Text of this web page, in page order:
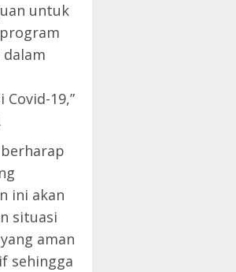
untuk
Covid-19,”
ini akan
situasi
aman
sehingga